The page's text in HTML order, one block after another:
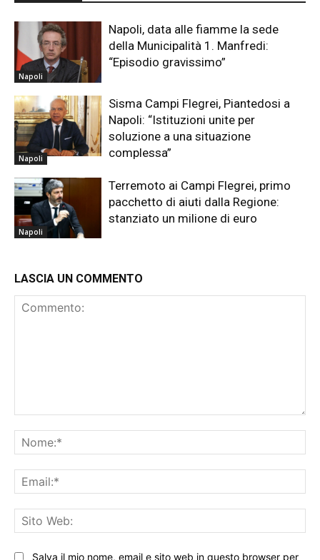
Napoli
Napoli, data alle fiamme la sede
della Municipalità 1. Manfredi:
“Episodio gravissimo”
Napoli
Sisma Campi Flegrei, Piantedosi a
Napoli: “Istituzioni unite per
soluzione a una situazione
complessa”
Napoli
Terremoto ai Campi Flegrei, primo
pacchetto di aiuti dalla Regione:
stanziato un milione di euro
LASCIA UN COMMENTO
Salva il mio nome, email e sito web in questo browser per